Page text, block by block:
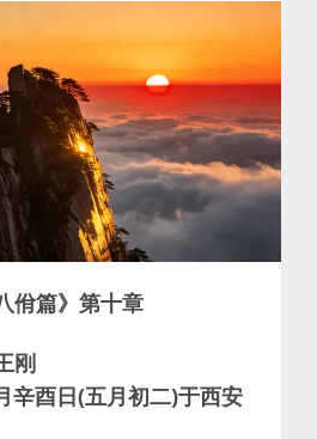
佾篇》第十章
刚
辛酉日(五月初二)于西安